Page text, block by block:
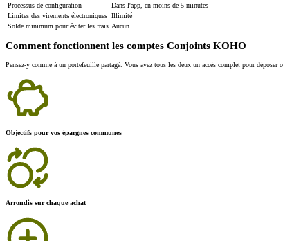
Processus de configuration
Dans l'app, en moins de 5 minutes
Limites des virements électroniques Illimité
Solde minimum pour éviter les frais Aucun
Comment fonctionnent les comptes Conjoints KOHO
Pensez-y comme à un portefeuille partagé. Vous avez tous les deux un accès complet pour
Objectifs pour vos épargnes communes
Arrondis sur chaque achat